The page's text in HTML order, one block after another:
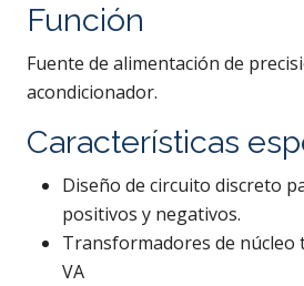
Función
Fuente de alimentación de
acondicionador.
Características
Diseño de circuito discreto
positivos y negativos.
Transformadores de núcleo
VA